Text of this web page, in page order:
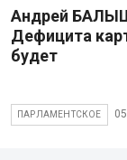
Андрей
Дефицита
будет
ПАРЛАМЕНТСКОЕ